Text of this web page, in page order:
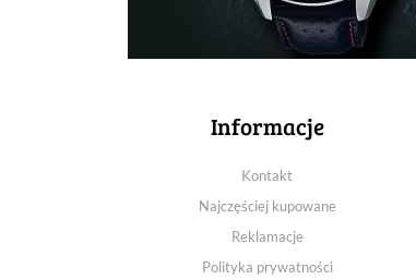
Informacje
Kontakt
Najczęściej kupowane
Reklamacje
Polityka prywatności